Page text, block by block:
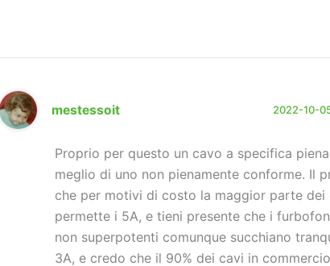
mestessoit 2022-10-
Proprio per questo un cavo a specifica
meglio di uno non pienamente conforme. Il
che per motivi di costo la maggior parte dei
permette i 5A, e tieni presente che i
non superpotenti comunque succhiano
3A, e credo che il 90% dei cavi in